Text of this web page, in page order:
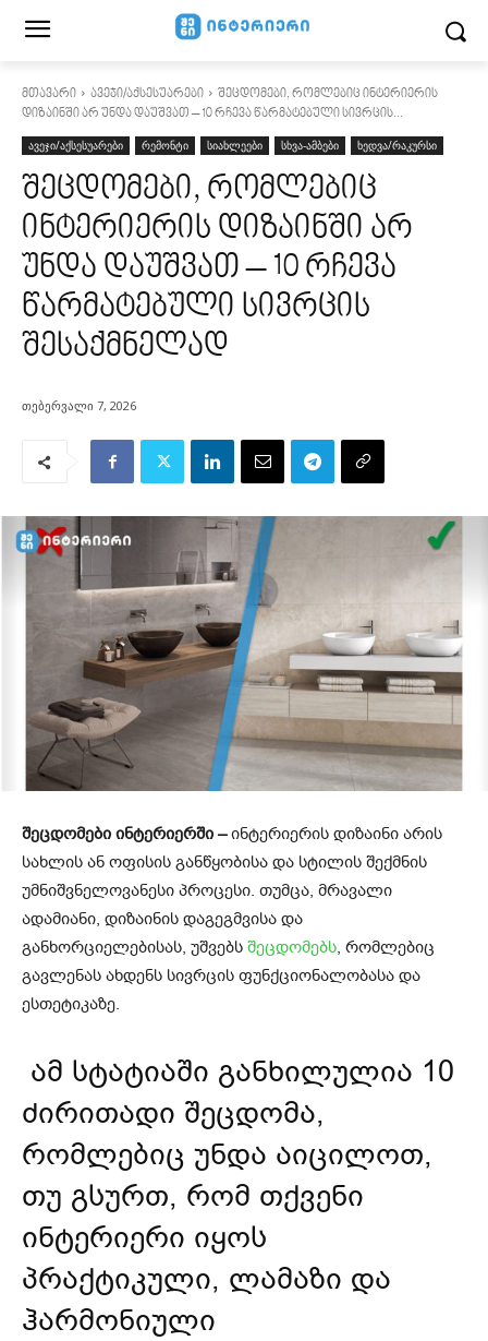
მთავარი ავეჯი/აქსესუარები
შეცდომები, რომლებიც ინტერიერის
დიზაინში არ უნდა დაუშვათ – 10 რჩევა წარმატებული სივრცის...
ავეჯი/აქსესუარები რემონტი სიახლეები სხვა-ამბები ხედვა/რაკურსი
შეცდომები, რომლებიც
ინტერიერის დიზაინში არ
უნდა დაუშვათ – 10 რჩევა
წარმატებული სივრცის
შესაქმნელად
თებერვალი 7, 2026
შეცდომები ინტერიერში –ინტერიერის დიზაინი არის
სახლის ან ოფისის განწყობისა და სტილის შექმნის
უმნიშვნელოვანესი პროცესი. თუმცა, მრავალი
ადამიანი, დიზაინის დაგეგმვისა და
განხორციელებისას, უშვებს შეცდომებს, რომლებიც
გავლენას ახდენს სივრცის ფუნქციონალობასა და
ესთეტიკაზე.
ამ სტატიაში განხილულია 10
ძირითადი შეცდომა,
რომლებიც უნდა აიცილოთ,
თუ გსურთ, რომ თქვენი
ინტერიერი იყოს
პრაქტიკული, ლამაზი და
ჰარმონიული